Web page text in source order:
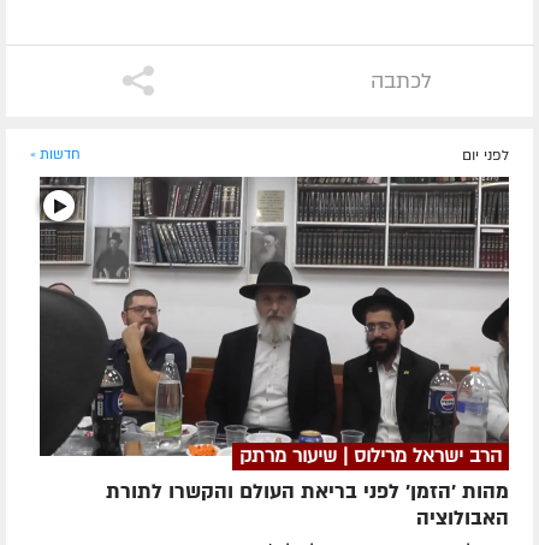
לכתבה
לפני יום חדשות »
הרב ישראל מרילוס | שיעור מרתק
מהות 'הזמן' לפני בריאת העולם והקשרו לתורת
האבולוציה